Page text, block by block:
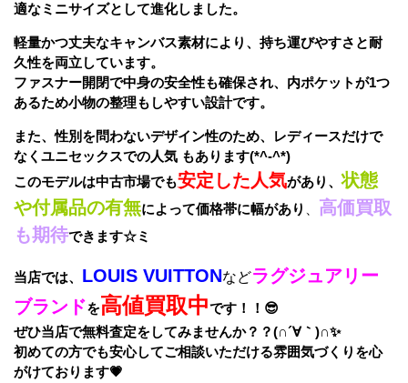
適なミニサイズとして進化しました。
軽量かつ丈夫なキャンバス素材により、持ち運びやすさと耐
久性を両立しています。
ファスナー開閉で中身の安全性も確保され、内ポケットが1つ
あるため小物の整理もしやすい設計です。
また、性別を問わないデザイン性のため、レディースだけで
なくユニセックスでの人気 もあります(*^-^*)
このモデルは中古市場でも安定した人気があり、状態
や付属品の有無によって価格帯に幅があり
高価買取
も期待できます☆ミ
当店では、 LOUIS VUITTONなどラグジュアリー
ブランドを高値買取中です！！😎
ぜひ当店で無料査定をしてみませんか？？(∩´∀｀)∩✨
初めての方でも安心してご相談いただける雰囲気づくりを心
がけております💗